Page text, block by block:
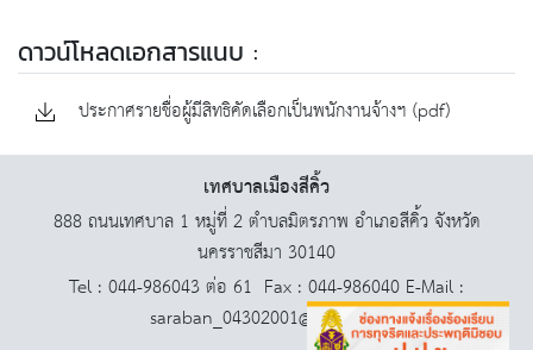
ดาวน์โหลดเอกสารแนบ :
ประกาศรายชื่อผู้มีสิทธิคัดเลือกเป็นพนักงานจ้างฯ (pdf)
เทศบาลเมืองสีคิ้ว
888 ถนนเทศบาล 1 หมู่ที่ 2 ตำบลมิตรภาพ อำเภอสีคิ้ว จังหวัด
นครราชสีมา 30140
Tel : 044-986043 ต่อ 61 Fax : 044-986040 E-Mail :
saraban_04302001@dla.go.th